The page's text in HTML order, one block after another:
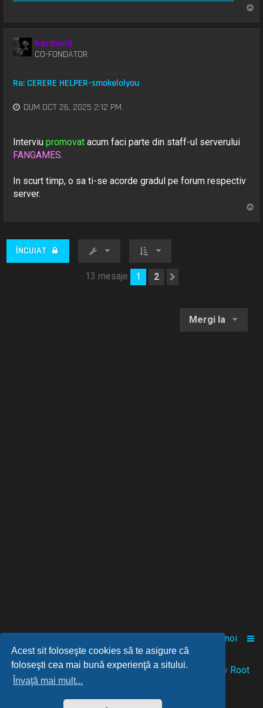
Acest sit foloseşte cookies să te asigure că
foloseşti cea mai bună experienţă a sitului.
Învaţă mai mult...
hardwell
CO-FONDATOR
Re: CERERE HELPER-smokelolyou
DUM OCT 26, 2025 2:12 PM
Interviu promovatacum faci parte din staff-ul serverului
FANGAMES.
In scurt timp, o sa ti-se acorde gradul pe forum respectiv
server.
ÎNCUIAT
13 mesaje 1 2
Mergi la
Despre noi
© 2021-2025 Powered byFANGAMES™• Design by Root